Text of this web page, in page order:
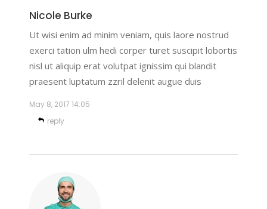
Nicole Burke
Ut wisi enim ad minim veniam, quis laore nostrud
exerci tation ulm hedi corper turet suscipit lobortis
nisl ut aliquip erat volutpat ignissim qui blandit
praesent luptatum zzril delenit augue duis
May 8, 2017 14:05
reply